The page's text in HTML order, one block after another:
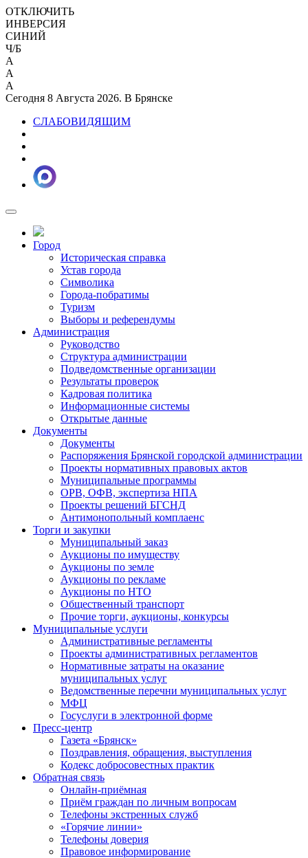
ОТКЛЮЧИТЬ
ИНВЕРСИЯ
СИНИЙ
Ч/Б
A
A
A
Сегодня 8 Августа 2026. В Брянске
СЛАБОВИДЯЩИМ
Город
Историческая справка
Устав города
Символика
Города-побратимы
Туризм
Выборы и референдумы
Администрация
Руководство
Структура администрации
Подведомственные организации
Результаты проверок
Кадровая политика
Информационные системы
Открытые данные
Документы
Документы
Распоряжения Брянской городской администрации
Проекты нормативных правовых актов
Муниципальные программы
ОРВ, ОФВ, экспертиза НПА
Проекты решений БГСНД
Антимонопольный комплаенс
Торги и закупки
Муниципальный заказ
Аукционы по имуществу
Аукционы по земле
Аукционы по рекламе
Аукционы по НТО
Общественный транспорт
Прочие торги, аукционы, конкурсы
Муниципальные услуги
Административные регламенты
Проекты административных регламентов
Нормативные затраты на оказание
муниципальных услуг
Ведомственные перечни муниципальных услуг
МФЦ
Госуслуги в электронной форме
Пресс-центр
Газета «Брянск»
Поздравления, обращения, выступления
Кодекс добросовестных практик
Обратная связь
Онлайн-приёмная
Приём граждан по личным вопросам
Телефоны экстренных служб
«Горячие линии»
Телефоны доверия
Правовое информирование